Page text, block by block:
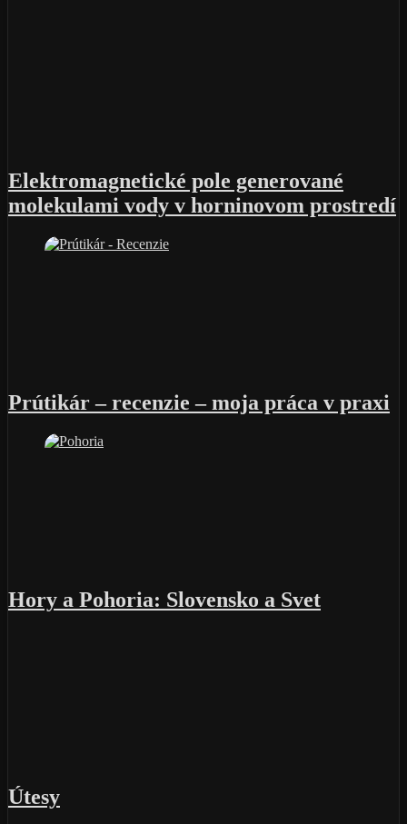
Elektromagnetické pole generované
molekulami vody v horninovom prostredí
Prútikár – recenzie – moja práca v praxi
Hory a Pohoria: Slovensko a Svet
Útesy